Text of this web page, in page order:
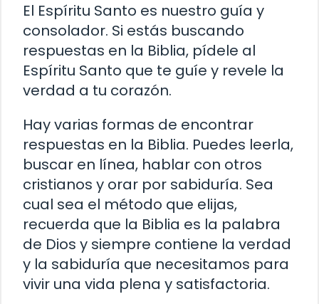
El Espíritu Santo es nuestro guía y
consolador. Si estás buscando
respuestas en la Biblia, pídele al
Espíritu Santo que te guíe y revele la
verdad a tu corazón.
Hay varias formas de encontrar
respuestas en la Biblia. Puedes leerla,
buscar en línea, hablar con otros
cristianos y orar por sabiduría. Sea
cual sea el método que elijas,
recuerda que la Biblia es la palabra
de Dios y siempre contiene la verdad
y la sabiduría que necesitamos para
vivir una vida plena y satisfactoria.